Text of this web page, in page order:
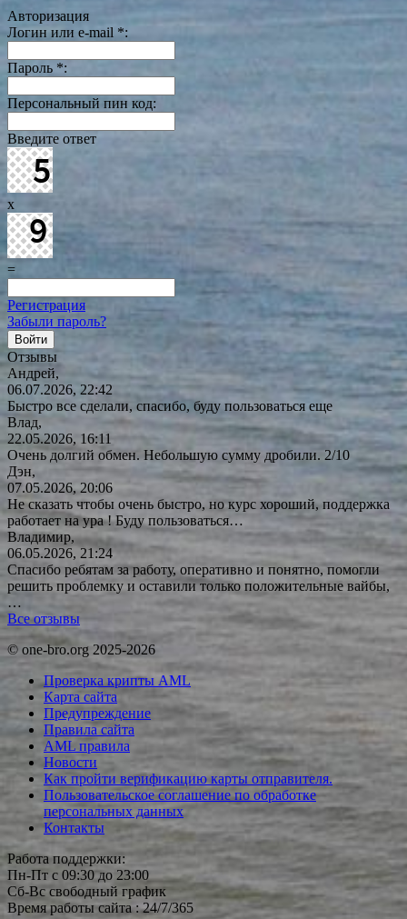
Авторизация
Логин или e-mail *:
Пароль *:
Персональный пин код:
Введите ответ
x
=
Регистрация
Забыли пароль?
Отзывы
Андрей,
06.07.2026, 22:42
Быстро все сделали, спасибо, буду пользоваться еще
Влад,
22.05.2026, 16:11
Очень долгий обмен. Небольшую сумму дробили. 2/10
Дэн,
07.05.2026, 20:06
Не сказать чтобы очень быстро, но курс хороший, поддержка
работает на ура ! Буду пользоваться…
Владимир,
06.05.2026, 21:24
Спасибо ребятам за работу, оперативно и понятно, помогли
решить проблемку и оставили только положительные вайбы,
…
Все отзывы
© one-bro.org 2025-2026
Проверка крипты AML
Карта сайта
Предупреждение
Правила сайта
AML правила
Новости
Как пройти верификацию карты отправителя.
Пользовательское соглашение по обработке
персональных данных
Контакты
Работа поддержки:
Пн-Пт с 09:30 до 23:00
Сб-Вс свободный график
Время работы сайта : 24/7/365